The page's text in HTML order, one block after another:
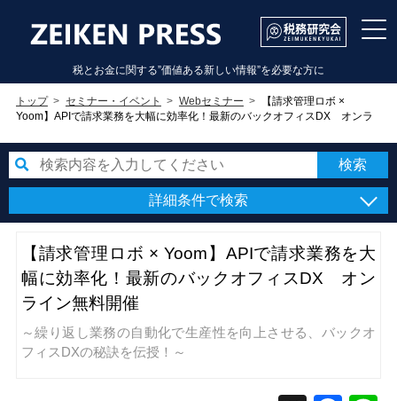
税とお金に関する”価値ある新しい情報”を必要な方に
トップ セミナー・イベント Webセミナー
【請求管理ロボ ×
Yoom】APIで請求業務を大幅に効率化！最新のバックオフィスDX オンラ
詳細条件で検索
【請求管理ロボ × Yoom】APIで請求業務を大
幅に効率化！最新のバックオフィスDX オン
ライン無料開催
～繰り返し業務の自動化で生産性を向上させる、バックオ
フィスDXの秘訣を伝授！～